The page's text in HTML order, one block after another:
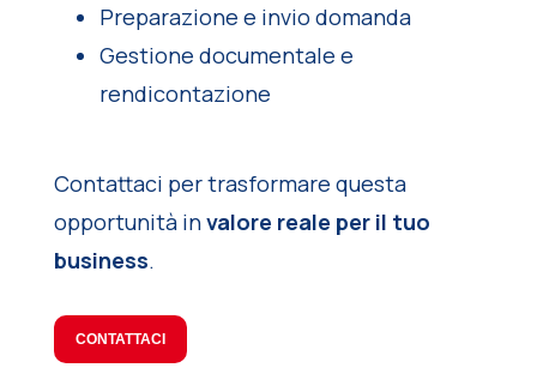
Preparazione e invio domanda
Gestione documentale e
rendicontazione
Contattaci per trasformare questa
opportunità invalore reale per il tuo
business.
CONTATTACI